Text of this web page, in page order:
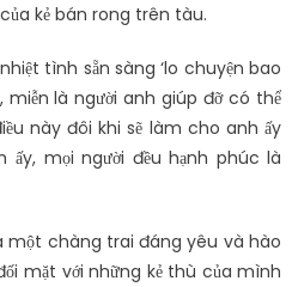
kẻ bán rong trên tàu.
tình sẵn sàng ‘lo chuyện bao
miễn là người anh giúp đỡ có thể
này đôi khi sẽ làm cho anh ấy
mọi người đều hạnh phúc là
một chàng trai đáng yêu và hào
mặt với những kẻ thù của mình